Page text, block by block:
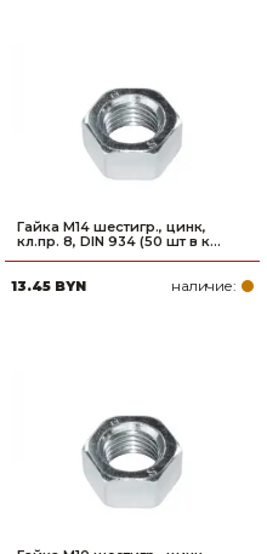
Гайка М14 шестигр., цинк,
кл.пр. 8, DIN 934 (50 шт в к...
13.45 BYN наличие: